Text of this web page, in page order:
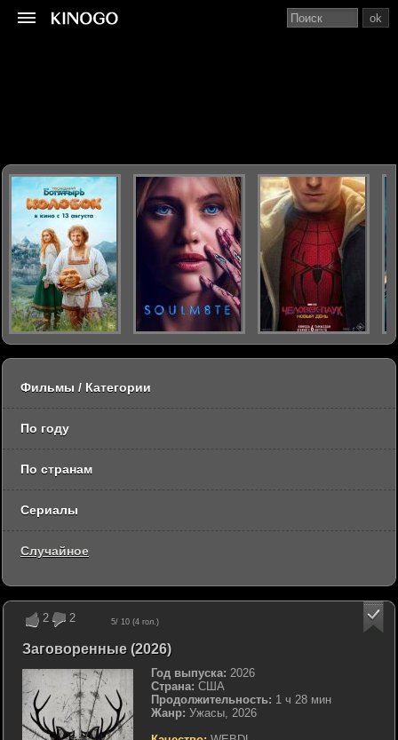
2 2 5/ 10 (4 гол.)
Заговоренные (2026)
Год выпуска: 2026
Страна: США
Продолжительность: 1 ч 28 мин
Жанр: Ужасы, 2026
ok
Фильмы / Категории
По году
По странам
Сериалы
Случайное